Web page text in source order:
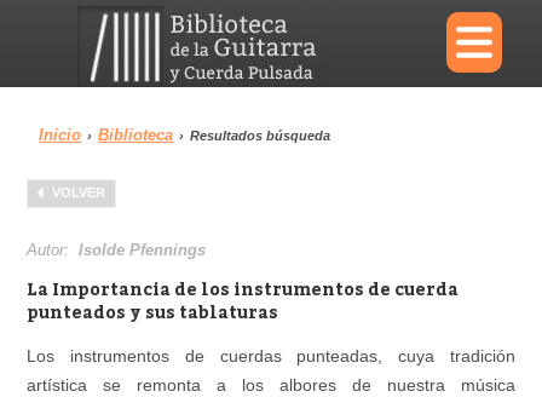
×
Menu
Biblioteca
Reproductor
Inicio › Biblioteca › Resultados búsqueda
VOLVER
Autor:Isolde Pfennings
La Importancia de los instrumentos de cuerda
punteados y sus tablaturas
Los instrumentos de cuerdas punteadas, cuya tradición
artística se remonta a los albores de nuestra música